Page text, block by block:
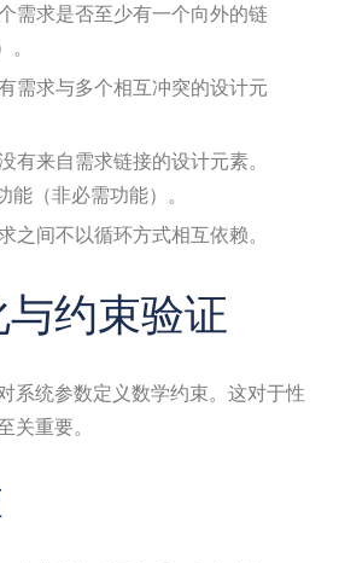
需求是否至少有一个向外的链
需求与多个相互冲突的设计元
有来自需求链接的设计元素。
能（非必需功能）。
之间不以循环方式相互依赖。
约束验证
系统参数定义数学约束。这对于性
关重要。